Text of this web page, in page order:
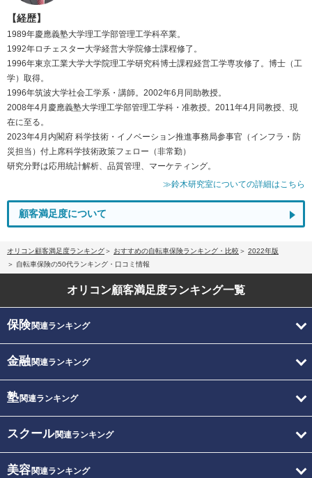
【経歴】
1989年慶應義塾大学理工学部管理工学科卒業。
1992年ロチェスター大学経営大学院修士課程修了。
1996年東京工業大学大学院理工学研究科博士課程経営工学専攻修了。博士（工
学）取得。
1996年筑波大学社会工学系・講師。2002年6月同助教授。
2008年4月慶應義塾大学理工学部管理工学科・准教授。2011年4月同教授、現
在に至る。
2023年4月内閣府 科学技術・イノベーション推進事務局参事官（インフラ・防
災担当）付上席科学技術政策フェロー（非常勤）
研究分野は応用統計解析、品質管理、マーケティング。
≫鈴木研究室についての詳細はこちら
顧客満足度について
オリコン顧客満足度ランキング おすすめの自転車保険ランキング・比較
2022年版
自転車保険の50代ランキング・口コミ情報
オリコン顧客満足度ランキング一覧
保険関連ランキング
金融関連ランキング
塾関連ランキング
スクール関連ランキング
美容関連ランキング